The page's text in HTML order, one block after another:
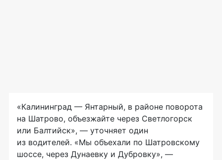
«Калининград — Янтарный, в районе поворота
на Шатрово, объезжайте через Светлогорск
или Балтийск», — уточняет один
из водителей. «Мы объехали по Шатровскому
шоссе, через Дунаевку и Дубровку», —